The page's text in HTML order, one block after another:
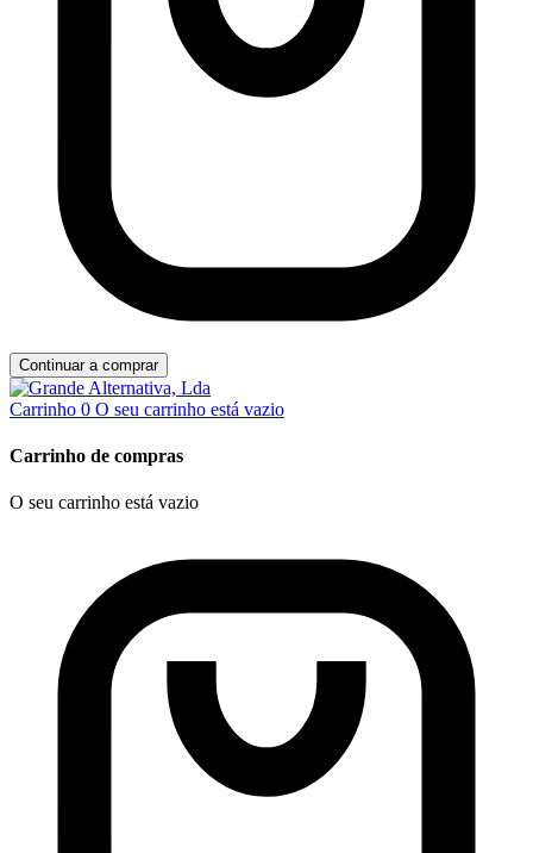
Continuar a comprar
Carrinho 0 O seu carrinho está vazio
Carrinho de compras
O seu carrinho está vazio